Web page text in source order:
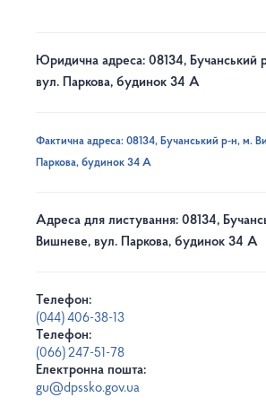
Юридична адреса: 08134, Бучанський
вул. Паркова, будинок 34 А
Фактична адреса: 08134, Бучанський р-н, м.
Паркова, будинок 34 А
Адреса для листування: 08134,
Вишневе, вул. Паркова, будинок 34 А
Телефон:
(044) 406-38-13
Телефон:
(066) 247-51-78
Електронна пошта:
gu@dpssko.gov.ua